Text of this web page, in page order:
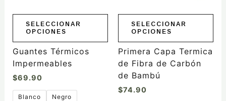
SELECCIONAR
OPCIONES
elegir
la
página
producto
Guantes Térmicos
Impermeables
$69.90
Blanco Negro
SELECCIONAR
OPCIONES
elegir
la
página
de
Primera Capa Termica
de Fibra de Carbón
de Bambú
$74.90